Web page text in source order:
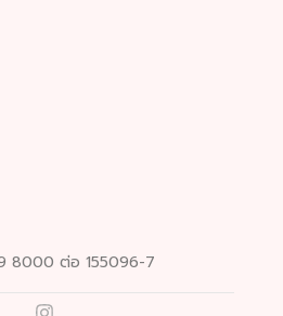
8000 ต่อ 155096-7